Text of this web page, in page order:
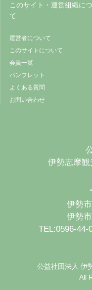
このサイト・運営組織に
て
運営者について
このサイトについて
会員一覧
パンフレット
よくある質問
お問い合わせ
伊勢志摩
伊勢
伊勢
TEL:0596-
公益社団法人 伊
All